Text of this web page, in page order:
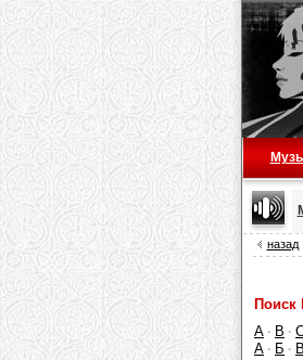
назад
Поиск
A · B ·
А · Б · В